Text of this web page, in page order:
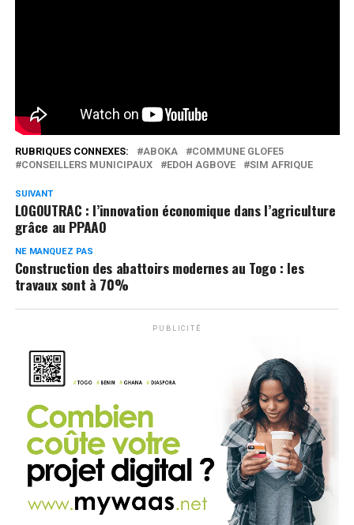
RUBRIQUES CONNEXES: ABOKA
COMMUNE GLOFE5
CONSEILLERS MUNICIPAUX
EDOH AGBOVE SIM AFRIQUE
SUIVANT
LOGOUTRAC : l’innovation économique dans l’agriculture
grâce au PPAAO
NE MANQUEZ PAS
Construction des abattoirs modernes au Togo : les
travaux sont à 70%
PUBLICITÉ